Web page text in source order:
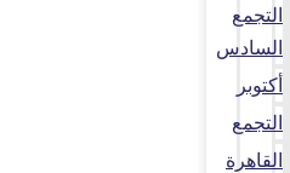
التجمع
السادس
أكتوبر
التجمع
القاهرة